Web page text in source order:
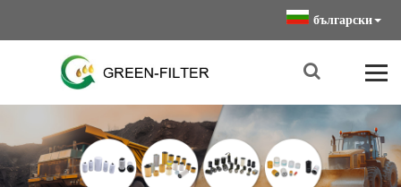
български